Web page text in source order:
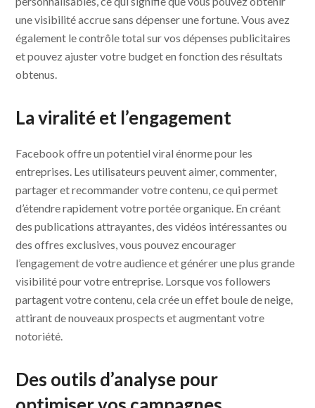
une visibilité accrue sans dépenser une fortune. Vous avez
également le contrôle total sur vos dépenses publicitaires
et pouvez ajuster votre budget en fonction des résultats
obtenus.
La viralité et l’engagement
Facebook offre un potentiel viral énorme pour les
entreprises. Les utilisateurs peuvent aimer, commenter,
partager et recommander votre contenu, ce qui permet
d’étendre rapidement votre portée organique. En créant
des publications attrayantes, des vidéos intéressantes ou
des offres exclusives, vous pouvez encourager
l’engagement de votre audience et générer une plus grande
visibilité pour votre entreprise. Lorsque vos followers
partagent votre contenu, cela crée un effet boule de neige,
attirant de nouveaux prospects et augmentant votre
notoriété.
Des outils d’analyse pour